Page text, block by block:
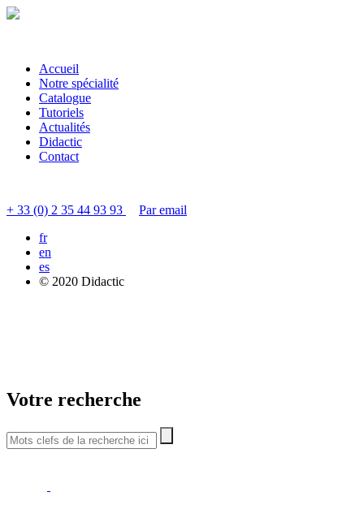
Accueil
Notre spécialité
Catalogue
Tutoriels
Actualités
Didactic
Contact
+ 33 (0) 2 35 44 93 93
Par email
fr
en
es
© 2020 Didactic
Votre recherche